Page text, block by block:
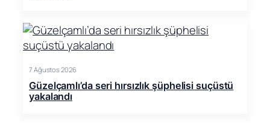
7 Ağustos 2026
Güzelçamlı’da seri hırsızlık şüphelisi suçüstü
yakalandı